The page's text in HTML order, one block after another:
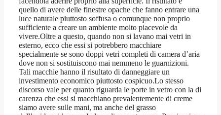
quello di avere delle finestre opache che fanno entrare una
luce naturale piuttosto soffusa o comunque non proprio
sufficiente a creare un ambiente molto piacevole da
vivere.Oltre a questo, quando non si lavano mai vetri in
esterno, ecco che essi si potrebbero macchiare
specialmente se sono doppi vetri completi di camera d’aria
dove non si sostituiscono mai nemmeno le guarnizioni.
Tali macchie hanno il risultato di danneggiare un
investimento economico piuttosto cospicuo.Lo stesso
discorso vale per quanto riguarda le porte in vetro con la di
carenza che essi si macchiano prevalentemente di creme
siamo avere sulle mani, ma anche del grasso